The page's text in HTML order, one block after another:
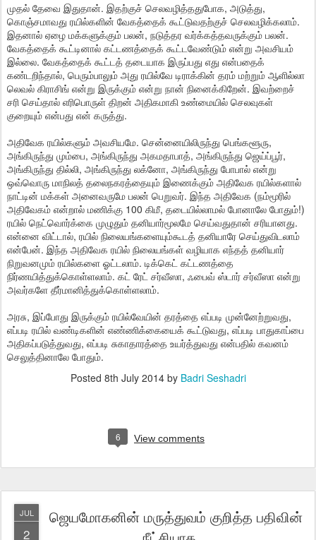
முதல் தேவை இதுதான். இதற்குச் செலவழித்ததுபோக, அடுத்து,
கொஞ்சமாவது ரயில்களின் வேகத்தைக் கூட்டுவதற்குச் செலவழிக்கலாம்.
இதனால் ஏழை மக்களுக்கும் பலன், நடுத்தர வர்க்கத்தவருக்கும் பலன்.
வேகத்தைக் கூட்டினால் கட்டணத்தைக் கூட்டவேண்டும் என்று அவசியம்
இல்லை. வேகத்தைக் கூட்டத் தடையாக இருப்பது எது என்பதைக்
கண்டறிந்தால், பெரும்பாலும் அது ரயில்வே டிராக்கின் தரம் மற்றும் ஆளில்லா
லெவல் கிராசிங் என்று இருக்கும் என்று நான் நினைக்கிறேன். இவற்றைச்
சரி செய்தால் எரிபொருள் திறன் அதிகமாகி உண்மையில் செலவுகள்
குறையும் என்பது என் கருத்து.
அதிவேக ரயில்களும் அவசியமே. சென்னையிலிருந்து பெங்களூரு,
அங்கிருந்து மும்பை, அங்கிருந்து அகமதாபாத், அங்கிருந்து ஜெய்ப்பூர்,
அங்கிருந்து தில்லி, அங்கிருந்து லக்னோ, அங்கிருந்து போபால் என்று
ஒவ்வொரு மாநிலத் தலைநகரத்தையும் இணைக்கும் அதிவேக ரயில்களால்
நாட்டின் மக்கள் அனைவருமே பலன் பெறுவர். இந்த அதிவேக (நம்மூரில்
அதிவேகம் என்றால் மணிக்கு 100 கிமீ, தடையில்லாமல் போனாலே போதும்!)
ரயில் நெட்வொர்க்கை முழுதும் தனியார்மூலமே செய்வதுதான் சரியானது.
என்னை விட்டால், ரயில் நிலையங்களையும்கூடத் தனியாரே செய்துவிடலாம்
என்பேன். இந்த அதிவேக ரயில் நிலையங்கள் வழியாக எந்தத் தனியார்
நிறுவனமும் ரயில்களை ஓட்டலாம். டிக்கெட் கட்டணத்தை
நிர்ணயித்துக்கொள்ளலாம். கட் ரேட் சர்வீஸா, ஃபைவ் ஸ்டார் சர்வீஸா என்று
அவர்களே தீர்மானித்துக்கொள்ளலாம்.
அரசு, இப்போது இருக்கும் ரயில்வேயின் தரத்தை எப்படி முன்னேற்றுவது,
எப்படி ரயில் வண்டிகளின் எண்ணிக்கையைக் கூட்டுவது, எப்படி பாதுகாப்பை
அதிகப்படுத்துவது, எப்படி சுகாதாரத்தை உயர்த்துவது என்பதில் கவனம்
செலுத்தினாலே போதும்.
Posted 8th July 2014by Badri Seshadri
6 View comments
JUL
2
ஜெயமோகனின் மருத்துவம் குறித்த பதிவின்